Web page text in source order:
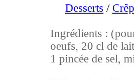
Desserts /
Ingrédients :
oeufs, 20 cl de
1 pincée de sel,